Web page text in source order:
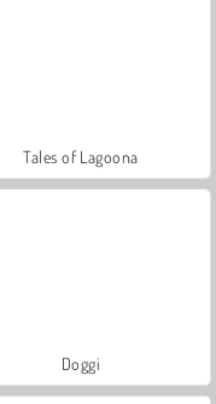
Tales of Lagoona
Doggi